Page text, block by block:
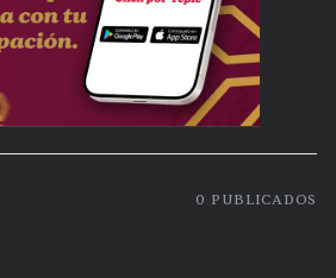
0 PUBLICADOS